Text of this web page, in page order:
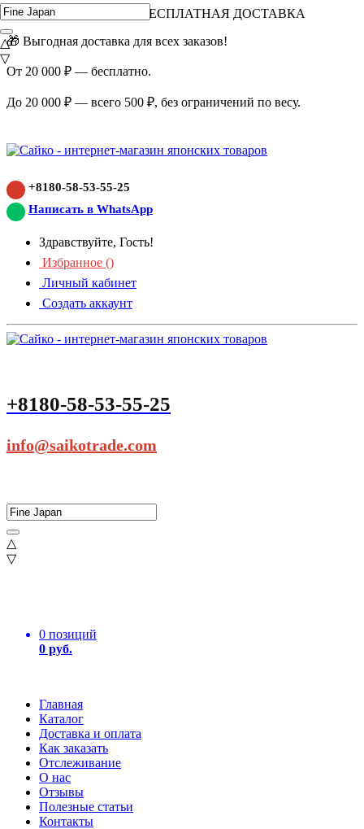
ВНИМАНИЕ АКЦИЯ!
БЕСПЛАТНАЯ ДОСТАВКА
🎁 Выгодная доставка для всех заказов!
От 20 000 ₽ — бесплатно.
До 20 000 ₽ — всего 500 ₽, без ограничений по весу.
+8180-58-53-55-25
Написать в WhatsApp
Здравствуйте, Гость!
Избранное ()
Личный кабинет
Создать аккаунт
+8180-58-53-55-25
info@saikotrade.com
△
▽
0 позиций
0 руб.
Главная
Каталог
Доставка и оплата
Как заказать
Отслеживание
О нас
Отзывы
Полезные статьи
Контакты
△
▽